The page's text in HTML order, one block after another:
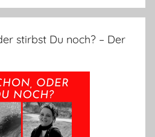
stirbst Du noch? – Der